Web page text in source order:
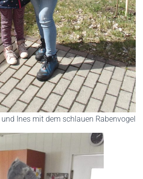
und Ines mit dem schlauen Rabenvogel